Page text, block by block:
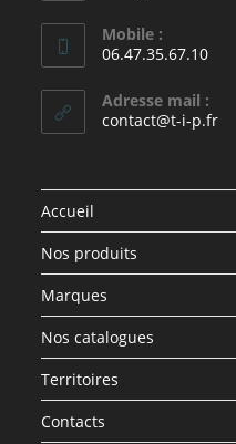
Mobile :
06.47.35.67.10
Adresse mail :
contact@t-i-p.fr
Accueil
Nos produits
Marques
Nos catalogues
Territoires
Contacts